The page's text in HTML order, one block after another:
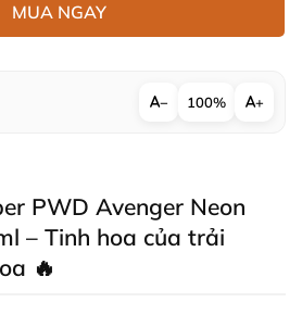
MUA NGAY
− 100% +
PWD Avenger Neon
– Tinh hoa của trải
🔥